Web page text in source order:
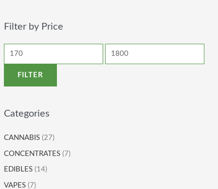
Filter by Price
FILTER
Categories
CANNABIS (27)
CONCENTRATES (7)
EDIBLES (14)
VAPES (7)